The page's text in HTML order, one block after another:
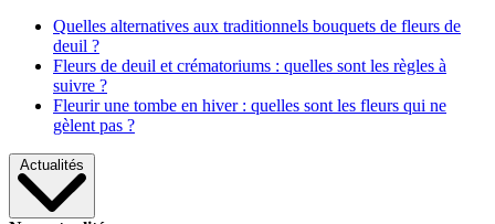
Quelles alternatives aux traditionnels bouquets de fleurs de
deuil ?
Fleurs de deuil et crématoriums : quelles sont les règles à
suivre ?
Fleurir une tombe en hiver : quelles sont les fleurs qui ne
gèlent pas ?
Actualités